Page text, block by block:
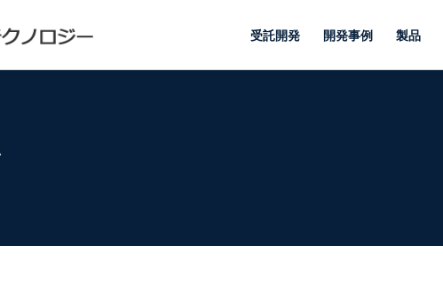
受託開発 開発事例 製品